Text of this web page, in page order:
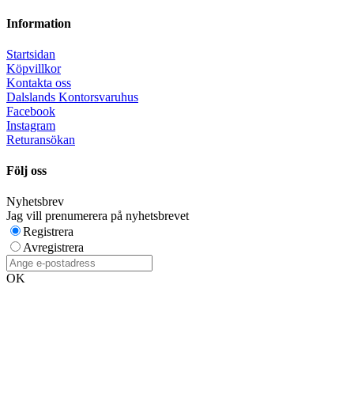
Information
Startsidan
Köpvillkor
Kontakta oss
Dalslands Kontorsvaruhus
Facebook
Instagram
Returansökan
Följ oss
Nyhetsbrev
Jag vill prenumerera på nyhetsbrevet
Registrera
Avregistrera
OK